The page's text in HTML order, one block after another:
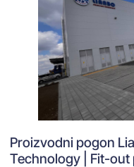
Proizvodni pogon
Technology | Fit-